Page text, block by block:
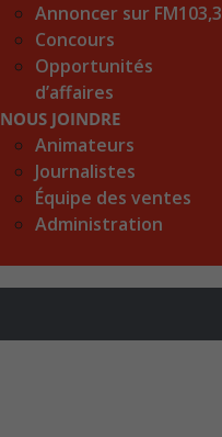
Annoncer sur FM103,3
Concours
Opportunités
d’affaires
NOUS JOINDRE
Animateurs
Journalistes
Équipe des ventes
Administration